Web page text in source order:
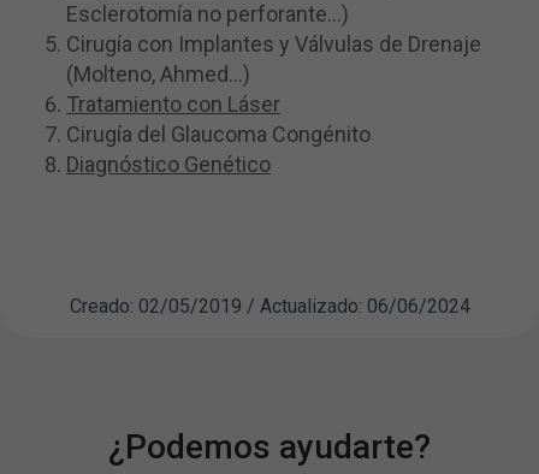
Esclerotomía no perforante...)
Cirugía con Implantes y Válvulas de Drenaje
(Molteno, Ahmed...)
Tratamiento con Láser
Cirugía del Glaucoma Congénito
Diagnóstico Genético
Creado: 02/05/2019 / Actualizado: 06/06/2024
¿Podemos ayudarte?